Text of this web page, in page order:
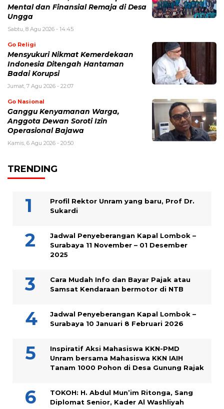
Mental dan Finansial Remaja di Desa
Ungga
Sabtu, 8 Agu 2026 - 14:45
Go Religi
Mensyukuri Nikmat Kemerdekaan
Indonesia Ditengah Hantaman
Badai Korupsi
Jumat, 7 Agu 2026 - 22:07
Go Nasional
Ganggu Kenyamanan Warga,
Anggota Dewan Soroti Izin
Operasional Bajawa
Kamis, 6 Agu 2026 - 20:50
TRENDING
Profil Rektor Unram yang baru, Prof Dr.
Sukardi
Jadwal Penyeberangan Kapal Lombok –
Surabaya 11 November – 01 Desember
2025
Cara Mudah Info dan Bayar Pajak atau
Samsat Kendaraan bermotor di NTB
Jadwal Penyeberangan Kapal Lombok –
Surabaya 10 Januari 8 Februari 2026
Inspiratif Aksi Mahasiswa KKN-PMD
Unram bersama Mahasiswa KKN IAIH
Tanam 1000 Pohon di Desa Gunung Rajak
TOKOH: H. Abdul Mun’im Ritonga, Sang
Diplomat Senior, Kader Al Washliyah